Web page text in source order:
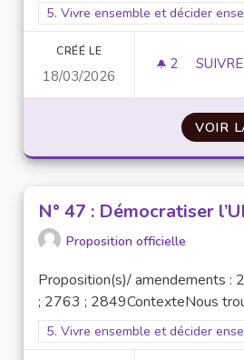
Filtrer les résultats pour le
5. Vivre ensemble et décider
CRÉÉ LE
18/03/2026
2 2
SUIVRE
VOIR
N° 47 : Démocratiser
Proposition officielle
Proposition(s)/ amendements :
; 2763 ; 2849ContexteNous
Filtrer les résultats pour le
5. Vivre ensemble et décider